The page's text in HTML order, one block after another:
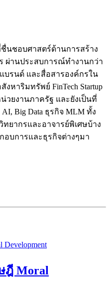
ที่ชื่นชอบศาสตร์ด้านการสร้าง
ผ่านประสบการณ์ทำงานกว่า
บรนด์ และสื่อสารองค์กรใน
หาริมทรัพย์ FinTech Startup
วยงานภาครัฐ และยังเป็นที่
Big Data ธุรกิจ MLM ทั้ง
ทยากรและอาจารย์พิเศษบ้าง
อบการและธุรกิจต่างๆมา
ฎี Moral